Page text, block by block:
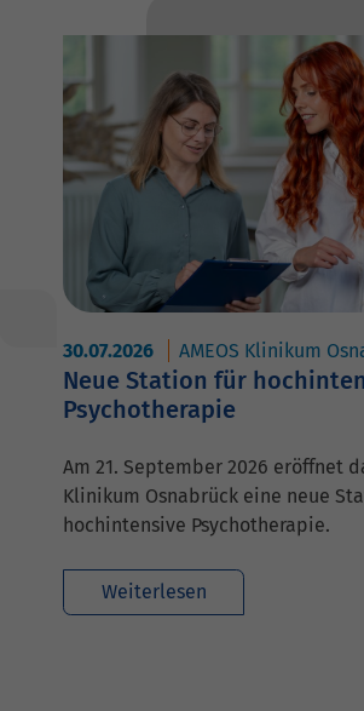
30.07.2026 AMEOS Klinikum
Neue Station für
Psychotherapie
Am 21. September 2026 eröffnet
Klinikum Osnabrück eine neue
hochintensive Psychotherapie.
Weiterlesen